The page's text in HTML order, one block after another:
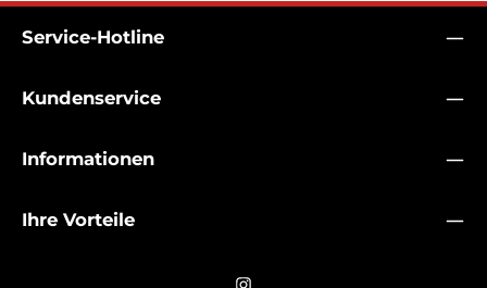
Service-Hotline
Kundenservice
Informationen
Ihre Vorteile